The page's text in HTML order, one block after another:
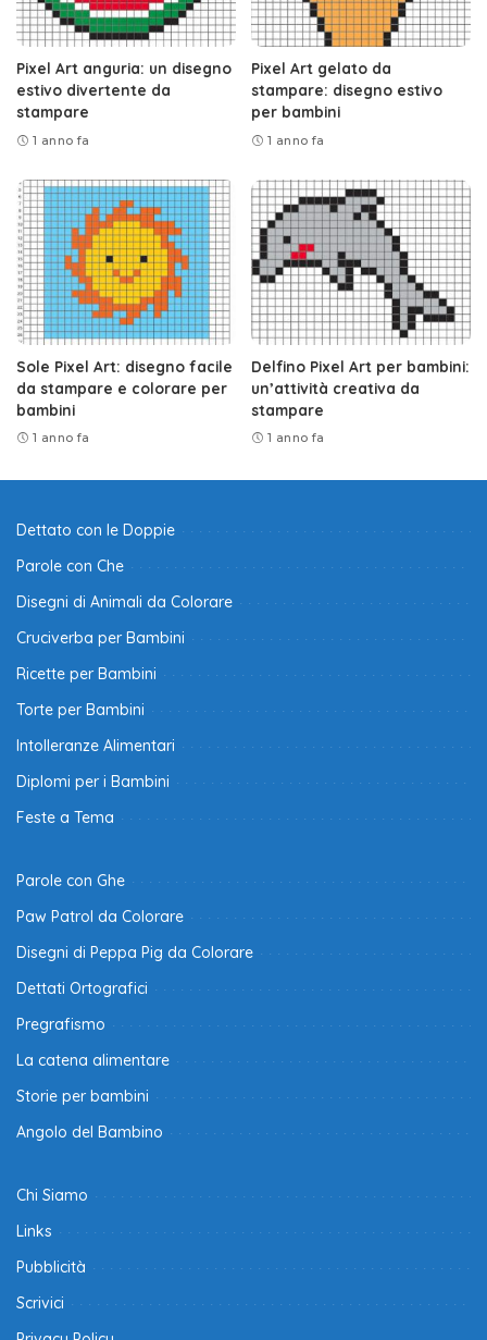
Pixel Art anguria: un disegno
estivo divertente da
stampare
1 anno fa
Pixel Art gelato da
stampare: disegno estivo
per bambini
1 anno fa
Sole Pixel Art: disegno facile
da stampare e colorare per
bambini
1 anno fa
Delfino Pixel Art per bambini:
un’attività creativa da
stampare
1 anno fa
Dettato con le Doppie
Parole con Che
Disegni di Animali da Colorare
Cruciverba per Bambini
Ricette per Bambini
Torte per Bambini
Intolleranze Alimentari
Diplomi per i Bambini
Feste a Tema
Parole con Ghe
Paw Patrol da Colorare
Disegni di Peppa Pig da Colorare
Dettati Ortografici
Pregrafismo
La catena alimentare
Storie per bambini
Angolo del Bambino
Chi Siamo
Links
Pubblicità
Scrivici